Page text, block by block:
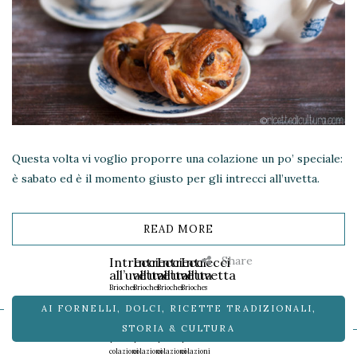
Questa volta vi voglio proporre una colazione un po’ speciale:
è sabato ed è il momento giusto per gli intrecci all’uvetta.
READ MORE
Share
Intrecci
all’uvetta
Brioches
e
burrose
colazioni
Intrecci
all’uvetta
Brioches
e
burrose
colazioni
Intrecci
all’uvetta
Brioches
e
burrose
colazioni
Intrecci
all’uvetta
Brioches
e
burrose
colazioni
AI FORNELLI, DOLCI, RICETTE TRADIZIONALI,
STORIA & CULTURA